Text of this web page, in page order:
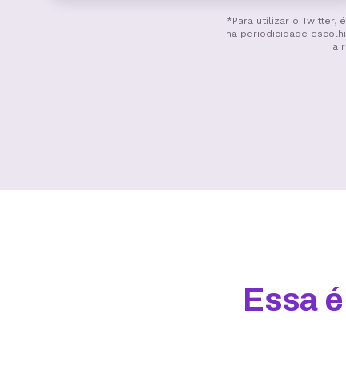
*Para utilizar o Twitter,
na periodicidade
a
Essa